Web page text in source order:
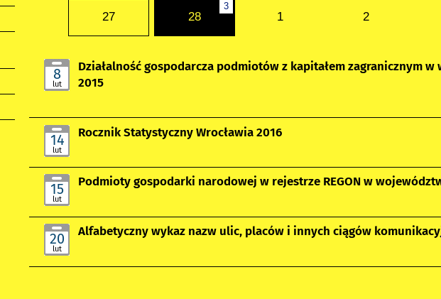
27
3
28 1 2
8
lut
Działalność gospodarcza podmiotów z kapitałem zagranicznym
2015
14
lut
Rocznik Statystyczny Wrocławia 2016
15
lut
Podmioty gospodarki narodowej w rejestrze REGON w
20
lut
Alfabetyczny wykaz nazw ulic, placów i innych ciągów